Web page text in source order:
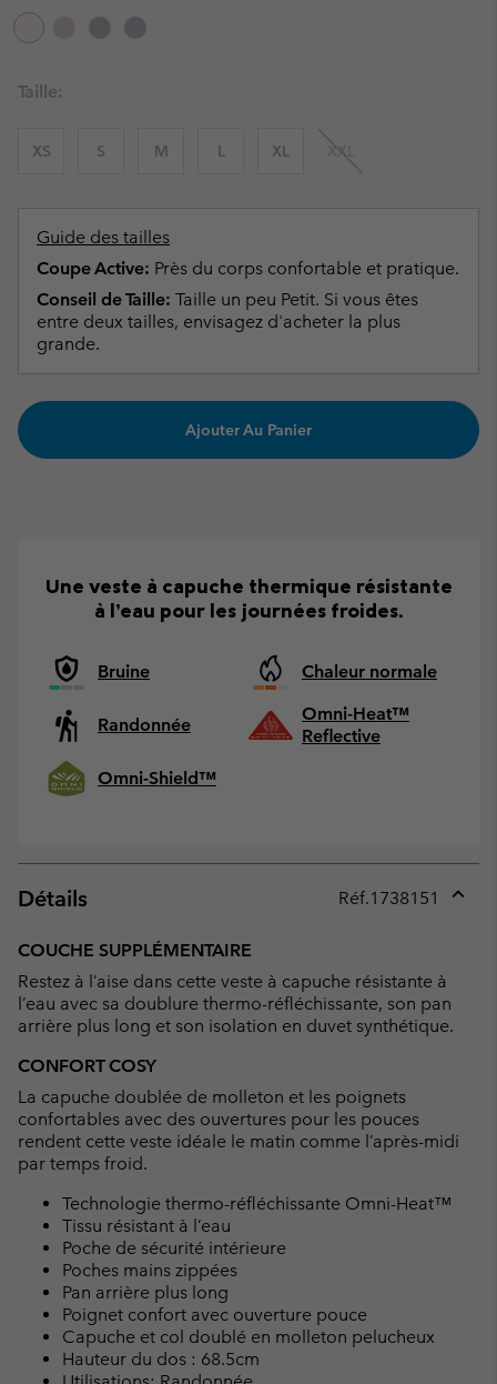
Taille:
XS S M L XL XXL
Guide des tailles
Coupe Active: Près du corps confortable et pratique.
Conseil de Taille: Taille un peu Petit. Si vous êtes
entre deux tailles, envisagez d'acheter la plus
grande.
Ajouter Au Panier
Une veste à capuche thermique résistante
à l’eau pour les journées froides.
Bruine Chaleur normale
Randonnée
Omni-Heat™
Reflective
Omni-Shield™
Détails Réf.1738151
COUCHE SUPPLÉMENTAIRE
Restez à l’aise dans cette veste à capuche résistante à
l’eau avec sa doublure thermo-réfléchissante, son pan
arrière plus long et son isolation en duvet synthétique.
CONFORT COSY
La capuche doublée de molleton et les poignets
confortables avec des ouvertures pour les pouces
rendent cette veste idéale le matin comme l’après-midi
par temps froid.
Technologie thermo-réfléchissante Omni-Heat™
Tissu résistant à l’eau
Poche de sécurité intérieure
Poches mains zippées
Pan arrière plus long
Poignet confort avec ouverture pouce
Capuche et col doublé en molleton pelucheux
Hauteur du dos : 68.5cm